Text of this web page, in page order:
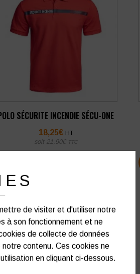
SÉCURITE INCENDIE SÉCU-ONE
18,25€ HT
soit 21,90€ TTC
de visiter et d'utiliser notre
à son fonctionnement et ne
de collecte de données
contenu. Ces cookies ne
en cliquant ci-dessous.